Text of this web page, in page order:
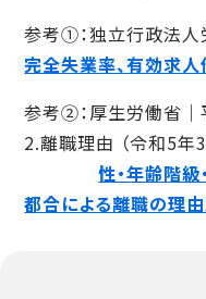
参考①：独立行政法人
完全失業率、有効求
参考②：厚生労働省
2.離職理由 （令和5年
性・年齢階
都合による離職の理